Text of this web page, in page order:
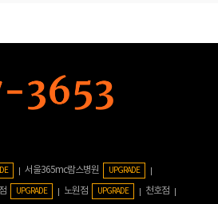
서울365mc람스병원 UPGRADE
UPGRADE 노원점 UPGRADE
천호점